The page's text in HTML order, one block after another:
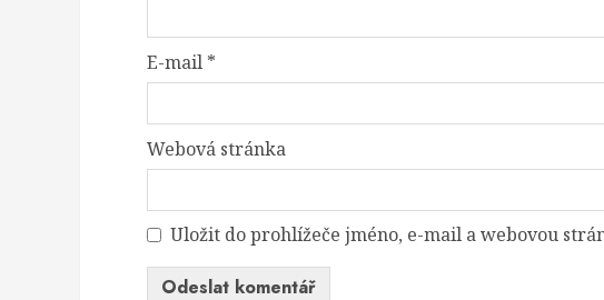
E-mail *
Webová stránka
Uložit do prohlížeče jméno, e-mail a webovou